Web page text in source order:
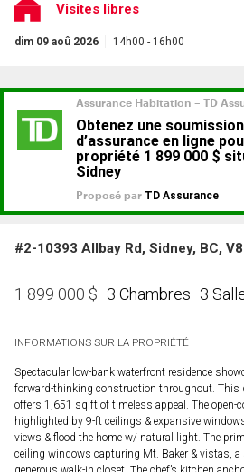
Visites libres
dim 09 aoû 2026 14h00 - 16h00
#2-10393 Allbay Rd, Sidney, BC,
1 899 000 $ 3 Chambres 3
INFORMATIONS SUR LA PROPRIÉTÉ
Spectacular low-bank waterfront residence
forward-thinking construction throughout. This
offers 1,651 sq ft of timeless appeal. The open-
highlighted by 9-ft ceilings & expansive
views & flood the home w/ natural light. The
ceiling windows capturing Mt. Baker & vistas, a